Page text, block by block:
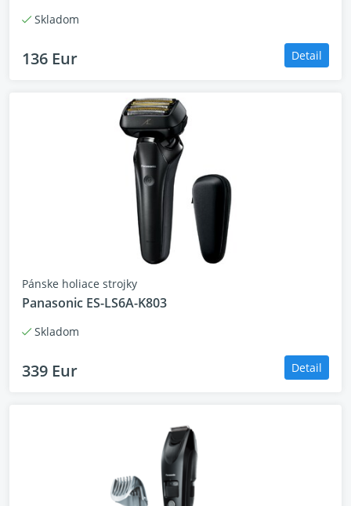
Skladom
136 Eur Detail
Pánske holiace strojky
Panasonic ES-LS6A-K803
Skladom
339 Eur Detail